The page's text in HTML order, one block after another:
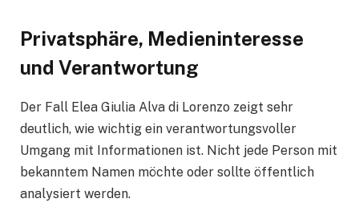
Privatsphäre, Medieninteresse
und Verantwortung
Der Fall Elea Giulia Alva di Lorenzo zeigt sehr
deutlich, wie wichtig ein verantwortungsvoller
Umgang mit Informationen ist. Nicht jede Person mit
bekanntem Namen möchte oder sollte öffentlich
analysiert werden.